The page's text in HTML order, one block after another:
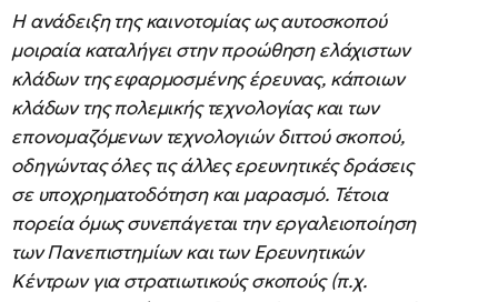
Η ανάδειξη της καινοτομίας ως αυτοσκοπού
μοιραία καταλήγει στην προώθηση ελάχιστων
κλάδων της εφαρμοσμένης έρευνας, κάποιων
κλάδων της πολεμικής τεχνολογίας και των
επονομαζόμενων τεχνολογιών διττού σκοπού,
οδηγώντας όλες τις άλλες ερευνητικές δράσεις
σε υποχρηματοδότηση και μαρασμό. Τέτοια
πορεία όμως συνεπάγεται την εργαλειοποίηση
των Πανεπιστημίων και των Ερευνητικών
Κέντρων για στρατιωτικούς σκοπούς (π.χ.